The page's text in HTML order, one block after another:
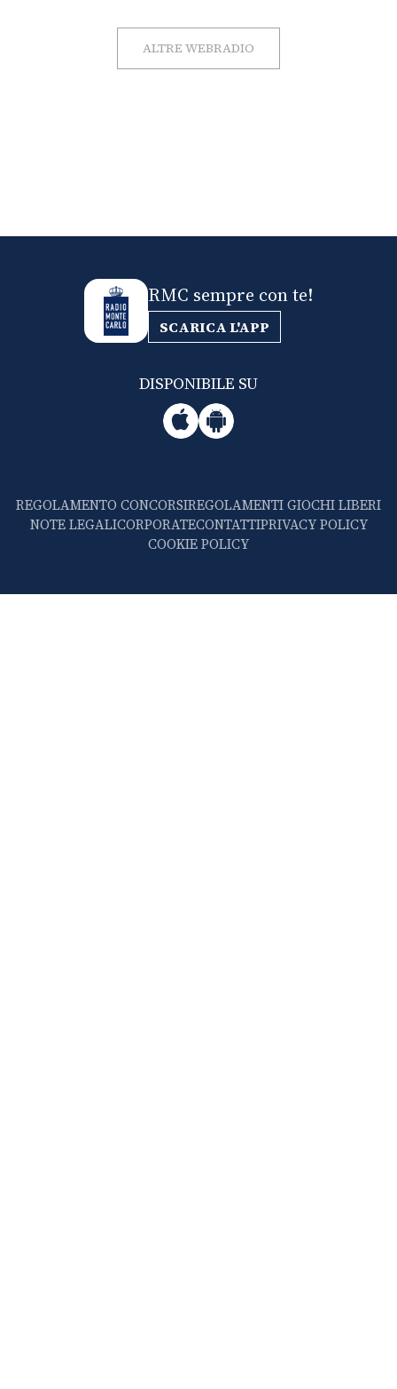
ALTRE WEBRADIO
RMC sempre con te!
SCARICA L'APP
DISPONIBILE SU
REGOLAMENTO CONCORSIREGOLAMENTI GIOCHI LIBERI
NOTE LEGALICORPORATECONTATTIPRIVACY POLICY
COOKIE POLICY